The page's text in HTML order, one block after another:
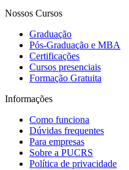
Nossos Cursos
Graduação
Pós-Graduação e MBA
Certificações
Cursos presenciais
Formação Gratuita
Informações
Como funciona
Dúvidas frequentes
Para empresas
Sobre a PUCRS
Política de privacidade